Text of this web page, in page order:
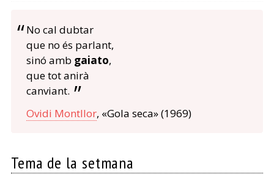
No cal dubtar
que no és parlant,
sinó amb gaiato,
que tot anirà
canviant.
Ovidi Montllor, «Gola seca» (1969)
Tema de la setmana